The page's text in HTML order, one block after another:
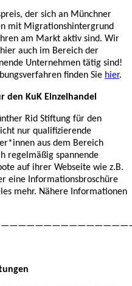
der sich an Münchner
mit Migrationshintergrund
am Markt aktiv sind. Wir
auch im Bereich der
Unternehmen tätig sind!
finden Sie hier.
KuK Einzelhandel
Rid Stiftung für den
nur qualifizierende
aus dem Bereich
regelmäßig spannende
auf ihrer Webseite wie z.B.
eine Informationsbroschüre
mehr. Nähere Informationen